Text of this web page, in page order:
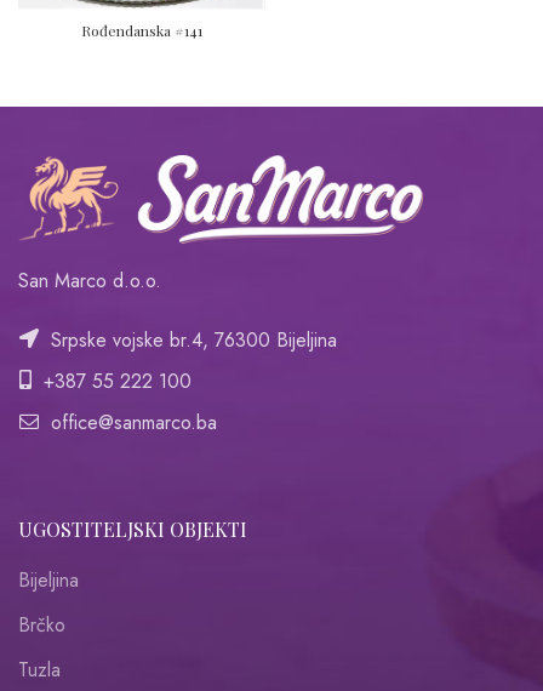
Rođendanska #141
San Marco d.o.o.
Srpske vojske br.4, 76300 Bijeljina
+387 55 222 100
office@sanmarco.ba
UGOSTITELJSKI OBJEKTI
Bijeljina
Brčko
Tuzla